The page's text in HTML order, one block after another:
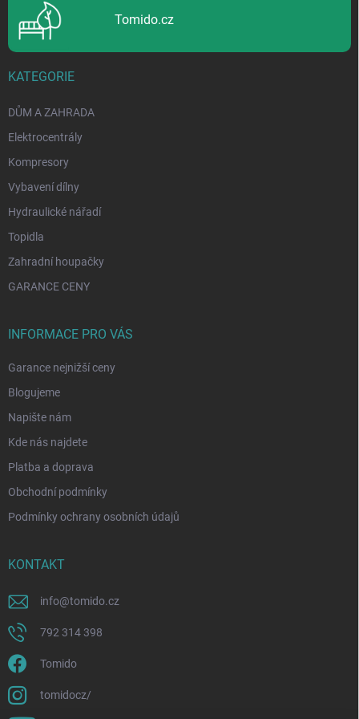
Tomido.cz
KATEGORIE
DŮM A ZAHRADA
Elektrocentrály
Kompresory
Vybavení dílny
Hydraulické nářadí
Topidla
Zahradní houpačky
GARANCE CENY
INFORMACE PRO VÁS
Garance nejnižší ceny
Blogujeme
Napište nám
Kde nás najdete
Platba a doprava
Obchodní podmínky
Podmínky ochrany osobních údajů
KONTAKT
info@tomido.cz
792 314 398
Tomido
tomidocz/